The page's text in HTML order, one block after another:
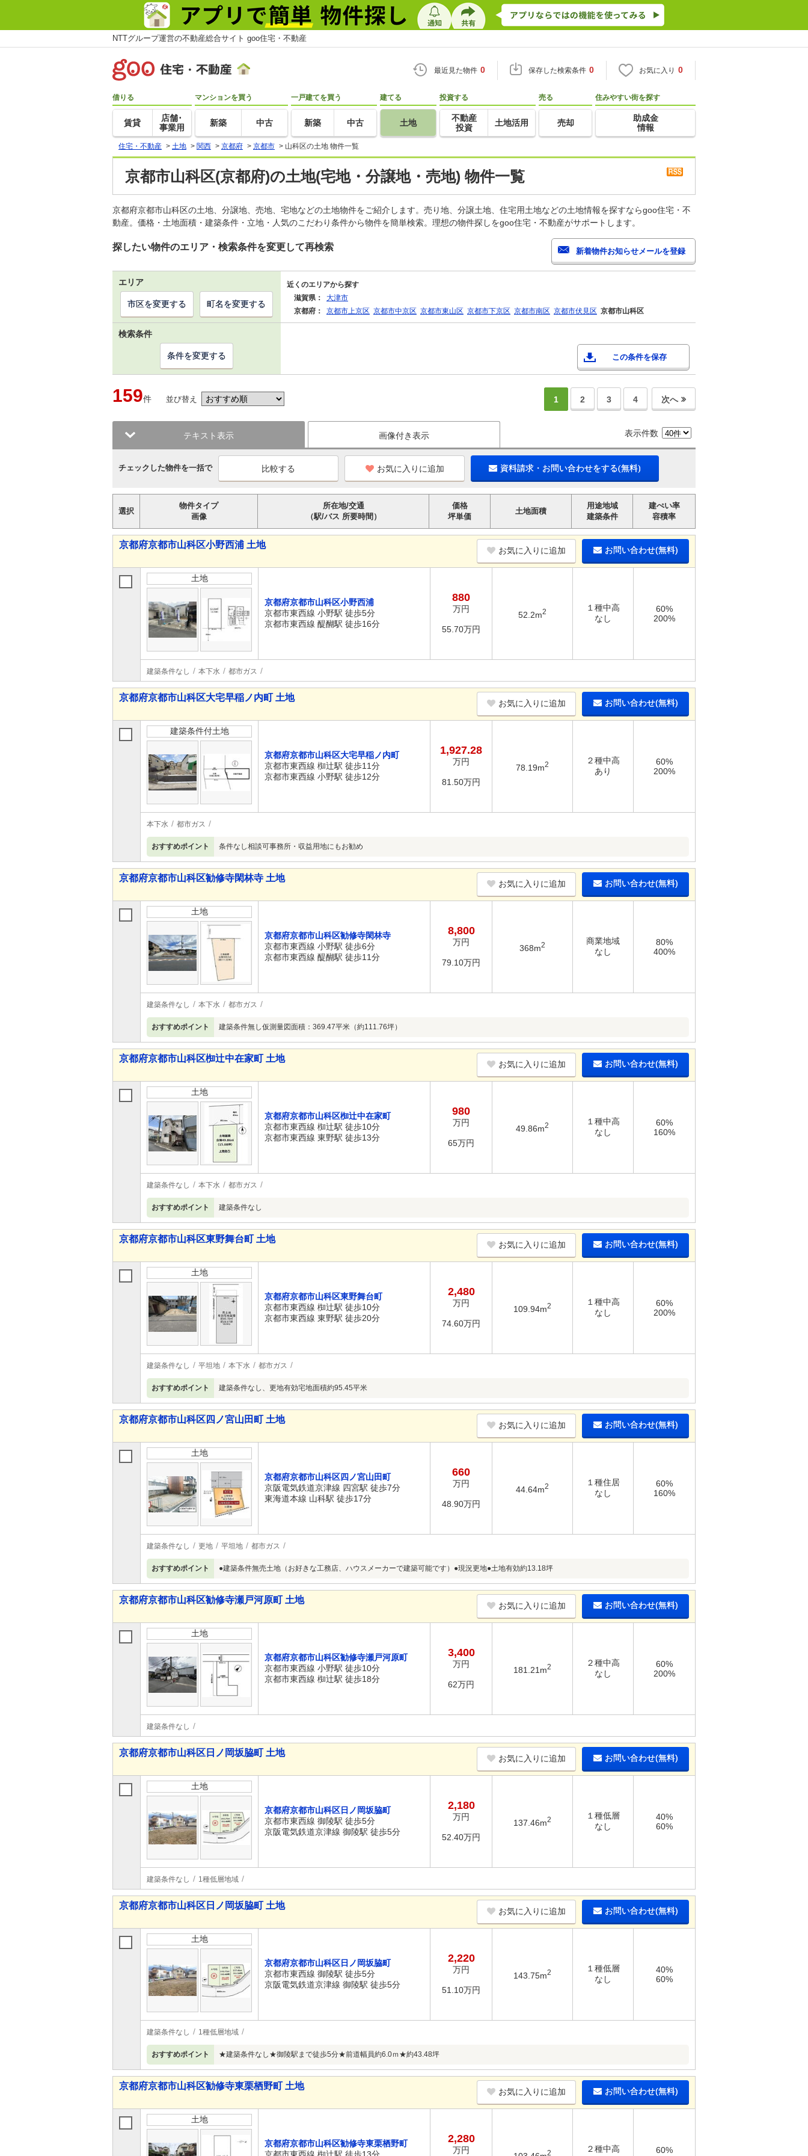
NTTグループ運営の不動産総合サイト goo住宅・不動産
最近見た物件 0 保存した検索条件 0 お気に入り 0
借りる
賃貸
店舗･
事業用
マンションを買う
新築 中古
一戸建てを買う
新築 中古
建てる
土地
投資する
不動産
投資
土地活用
売る
売却
住みやすい街を探す
助成金
情報
住宅・不動産 > 土地 > 関西 > 京都府 > 京都市 > 山科区の土地 物件一覧
京都市山科区(京都府)の土地(宅地・分譲地・売地) 物件一覧
京都府京都市山科区の土地、分譲地、売地、宅地などの土地物件をご紹介します。売り地、分譲土地、住宅用土地などの土地情報を探すならgoo住宅・不
動産。価格・土地面積・建築条件・立地・人気のこだわり条件から物件を簡単検索。理想の物件探しをgoo住宅・不動産がサポートします。
探したい物件のエリア・検索条件を変更して再検索
エリア
近くのエリアから探す
滋賀県：
大津市
京都府：
京都市上京区 京都市中京区 京都市東山区 京都市下京区 京都市南区 京都市伏見区 京都市山科区
市区を変更する 町名を変更する
検索条件
この条件を保存
条件を変更する
159件 並び替え 1 2 3 4 次へ
テキスト表示 画像付き表示 表示件数
チェックした物件を一括で お気に入りに追加 資料請求・お問い合わせをする(無料)
選択
物件タイプ
画像
所在地/交通
（駅/バス 所要時間）
価格
坪単価
土地面積
用途地域
建築条件
建ぺい率
容積率
京都府京都市山科区小野西浦 土地
お気に入りに追加 お問い合わせ(無料)
土地
京都府京都市山科区小野西浦
京都市東西線 小野駅 徒歩5分
京都市東西線 醍醐駅 徒歩16分
880
万円
55.70万円
52.2m2
１種中高
なし
60%
200%
建築条件なし 本下水 都市ガス
京都府京都市山科区大宅早稲ノ内町 土地
お気に入りに追加 お問い合わせ(無料)
建築条件付土地
京都府京都市山科区大宅早稲ノ内町
京都市東西線 椥辻駅 徒歩11分
京都市東西線 小野駅 徒歩12分
1,927.28
万円
81.50万円
78.19m2
２種中高
あり
60%
200%
本下水 都市ガス
おすすめポイント 条件なし相談可事務所・収益用地にもお勧め
京都府京都市山科区勧修寺閑林寺 土地
お気に入りに追加 お問い合わせ(無料)
土地
京都府京都市山科区勧修寺閑林寺
京都市東西線 小野駅 徒歩6分
京都市東西線 醍醐駅 徒歩11分
8,800
万円
79.10万円
368m2
商業地域
なし
80%
400%
建築条件なし 本下水 都市ガス
おすすめポイント 建築条件無し仮測量図面積：369.47平米（約111.76坪）
京都府京都市山科区椥辻中在家町 土地
お気に入りに追加 お問い合わせ(無料)
土地
京都府京都市山科区椥辻中在家町
京都市東西線 椥辻駅 徒歩10分
京都市東西線 東野駅 徒歩13分
980
万円
65万円
49.86m2
１種中高
なし
60%
160%
建築条件なし 本下水 都市ガス
おすすめポイント 建築条件なし
京都府京都市山科区東野舞台町 土地
お気に入りに追加 お問い合わせ(無料)
土地
京都府京都市山科区東野舞台町
京都市東西線 椥辻駅 徒歩10分
京都市東西線 東野駅 徒歩20分
2,480
万円
74.60万円
109.94m2
１種中高
なし
60%
200%
建築条件なし 平坦地 本下水 都市ガス
おすすめポイント 建築条件なし、更地有効宅地面積約95.45平米
京都府京都市山科区四ノ宮山田町 土地
お気に入りに追加 お問い合わせ(無料)
土地
京都府京都市山科区四ノ宮山田町
京阪電気鉄道京津線 四宮駅 徒歩7分
東海道本線 山科駅 徒歩17分
660
万円
48.90万円
44.64m2
１種住居
なし
60%
160%
建築条件なし 更地 平坦地 都市ガス
おすすめポイント ●建築条件無売土地（お好きな工務店、ハウスメーカーで建築可能です）●現況更地●土地有効約13.18坪
京都府京都市山科区勧修寺瀬戸河原町 土地
お気に入りに追加 お問い合わせ(無料)
土地
京都府京都市山科区勧修寺瀬戸河原町
京都市東西線 小野駅 徒歩10分
京都市東西線 椥辻駅 徒歩18分
3,400
万円
62万円
181.21m2
２種中高
なし
60%
200%
建築条件なし
京都府京都市山科区日ノ岡坂脇町 土地
お気に入りに追加 お問い合わせ(無料)
土地
京都府京都市山科区日ノ岡坂脇町
京都市東西線 御陵駅 徒歩5分
京阪電気鉄道京津線 御陵駅 徒歩5分
2,180
万円
52.40万円
137.46m2
１種低層
なし
40%
60%
建築条件なし 1種低層地域
京都府京都市山科区日ノ岡坂脇町 土地
お気に入りに追加 お問い合わせ(無料)
土地
京都府京都市山科区日ノ岡坂脇町
京都市東西線 御陵駅 徒歩5分
京阪電気鉄道京津線 御陵駅 徒歩5分
2,220
万円
51.10万円
143.75m2
１種低層
なし
40%
60%
建築条件なし 1種低層地域
おすすめポイント ★建築条件なし★御陵駅まで徒歩5分★前道幅員約6.0ｍ★約43.48坪
京都府京都市山科区勧修寺東栗栖野町 土地
お気に入りに追加 お問い合わせ(無料)
土地
京都府京都市山科区勧修寺東栗栖野町
2,280
万円 2
２種中高
60%